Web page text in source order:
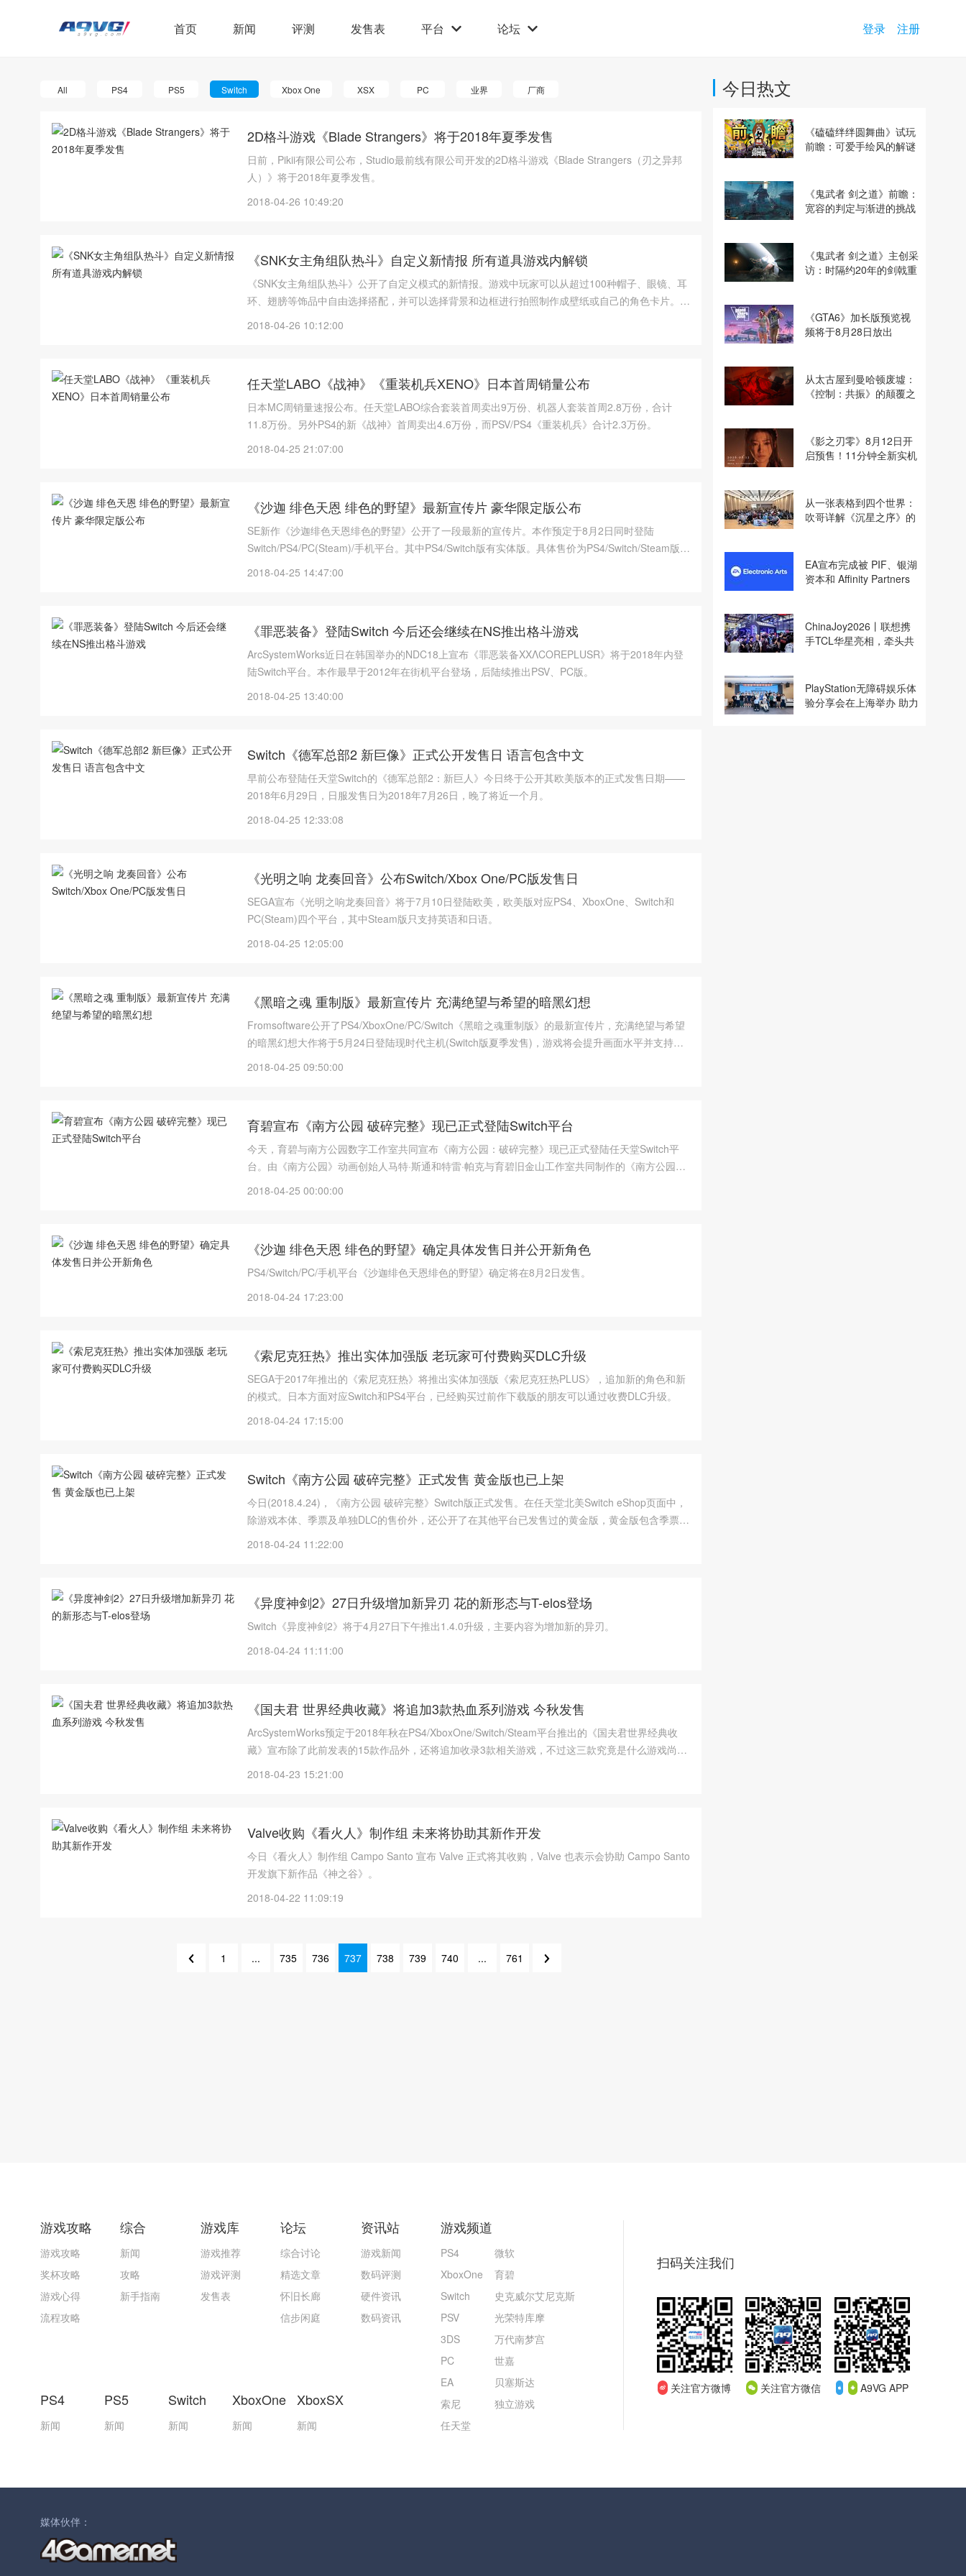
首页 新闻 评测 发售表 平台 论坛 登录 注册
All PS4 PS5 Switch Xbox One XSX PC 业界 厂商
2D格斗游戏《Blade Strangers》将于2018年夏季发售
日前，Pikii有限公司公布，Studio最前线有限公司开发的2D格斗游戏《Blade Strangers（刃之异邦
人）》将于2018年夏季发售。
2018-04-26 10:49:20
《SNK女主角组队热斗》自定义新情报 所有道具游戏内解锁
《SNK女主角组队热斗》公开了自定义模式的新情报。游戏中玩家可以从超过100种帽子、眼镜、耳
环、翅膀等饰品中自由选择搭配，并可以选择背景和边框进行拍照制作成壁纸或自己的角色卡片。所
2018-04-26 10:12:00
任天堂LABO《战神》《重装机兵XENO》日本首周销量公布
日本MC周销量速报公布。任天堂LABO综合套装首周卖出9万份、机器人套装首周2.8万份，合计
11.8万份。另外PS4的新《战神》首周卖出4.6万份，而PSV/PS4《重装机兵》合计2.3万份。
2018-04-25 21:07:00
《沙迦 绯色天恩 绯色的野望》最新宣传片 豪华限定版公布
SE新作《沙迦绯色天恩绯色的野望》公开了一段最新的宣传片。本作预定于8月2日同时登陆
Switch/PS4/PC(Steam)/手机平台。其中PS4/Switch版有实体版。具体售价为PS4/Switch/Steam版
2018-04-25 14:47:00
《罪恶装备》登陆Switch 今后还会继续在NS推出格斗游戏
ArcSystemWorks近日在韩国举办的NDC18上宣布《罪恶装备XXΛCOREPLUSR》将于2018年内登
陆Switch平台。本作最早于2012年在街机平台登场，后陆续推出PSV、PC版。
2018-04-25 13:40:00
Switch《德军总部2 新巨像》正式公开发售日 语言包含中文
早前公布登陆任天堂Switch的《德军总部2：新巨人》今日终于公开其欧美版本的正式发售日期——
2018年6月29日，日服发售日为2018年7月26日，晚了将近一个月。
2018-04-25 12:33:08
《光明之响 龙奏回音》公布Switch/Xbox One/PC版发售日
SEGA宣布《光明之响龙奏回音》将于7月10日登陆欧美，欧美版对应PS4、XboxOne、Switch和
PC(Steam)四个平台，其中Steam版只支持英语和日语。
2018-04-25 12:05:00
《黑暗之魂 重制版》最新宣传片 充满绝望与希望的暗黑幻想
Fromsoftware公开了PS4/XboxOne/PC/Switch《黑暗之魂重制版》的最新宣传片，充满绝望与希望
的暗黑幻想大作将于5月24日登陆现时代主机(Switch版夏季发售)，游戏将会提升画面水平并支持最
2018-04-25 09:50:00
育碧宣布《南方公园 破碎完整》现已正式登陆Switch平台
今天，育碧与南方公园数字工作室共同宣布《南方公园：破碎完整》现已正式登陆任天堂Switch平
台。由《南方公园》动画创始人马特·斯通和特雷·帕克与育碧旧金山工作室共同制作的《南方公园：
2018-04-25 00:00:00
《沙迦 绯色天恩 绯色的野望》确定具体发售日并公开新角色
PS4/Switch/PC/手机平台《沙迦绯色天恩绯色的野望》确定将在8月2日发售。
2018-04-24 17:23:00
《索尼克狂热》推出实体加强版 老玩家可付费购买DLC升级
SEGA于2017年推出的《索尼克狂热》将推出实体加强版《索尼克狂热PLUS》，追加新的角色和新
的模式。日本方面对应Switch和PS4平台，已经购买过前作下载版的朋友可以通过收费DLC升级。
2018-04-24 17:15:00
Switch《南方公园 破碎完整》正式发售 黄金版也已上架
今日(2018.4.24)，《南方公园 破碎完整》Switch版正式发售。在任天堂北美Switch eShop页面中，
除游戏本体、季票及单独DLC的售价外，还公开了在其他平台已发售过的黄金版，黄金版包含季票与
2018-04-24 11:22:00
《异度神剑2》27日升级增加新异刃 花的新形态与T-elos登场
Switch《异度神剑2》将于4月27日下午推出1.4.0升级，主要内容为增加新的异刃。
2018-04-24 11:11:00
《国夫君 世界经典收藏》将追加3款热血系列游戏 今秋发售
ArcSystemWorks预定于2018年秋在PS4/XboxOne/Switch/Steam平台推出的《国夫君世界经典收
藏》宣布除了此前发表的15款作品外，还将追加收录3款相关游戏，不过这三款究竟是什么游戏尚未
2018-04-23 15:21:00
Valve收购《看火人》制作组 未来将协助其新作开发
今日《看火人》制作组 Campo Santo 宣布 Valve 正式将其收购，Valve 也表示会协助 Campo Santo
开发旗下新作品《神之谷》。
2018-04-22 11:09:19
736 1 ...734 735 736 737 738 739 740 ...741 761 738
今日热文
《磕磕绊绊圆舞曲》试玩
前瞻：可爱手绘风的解谜
《鬼武者 剑之道》前瞻：
宽容的判定与渐进的挑战
《鬼武者 剑之道》主创采
访：时隔约20年的剑戟重
《GTA6》加长版预览视
频将于8月28日放出
从太古屋到曼哈顿废墟：
《控制：共振》的颠覆之
《影之刃零》8月12日开
启预售！11分钟全新实机
从一张表格到四个世界：
吹哥详解《沉星之序》的
EA宣布完成被 PIF、银湖
资本和 Affinity Partners
ChinaJoy2026丨联想携
手TCL华星亮相，牵头共
PlayStation无障碍娱乐体
验分享会在上海举办 助力
游戏攻略
游戏攻略
奖杯攻略
游戏心得
流程攻略
综合
新闻
攻略
新手指南
游戏库
游戏推荐
游戏评测
发售表
论坛
综合讨论
精选文章
怀旧长廊
信步闲庭
PS4
新闻
PS5
新闻
Switch
新闻
XboxOne
新闻
XboxSX
新闻
资讯站
游戏新闻
数码评测
硬件资讯
数码资讯
游戏频道
PS4
XboxOne
Switch
PSV
3DS
PC
EA
索尼
任天堂
微软
育碧
史克威尔艾尼克斯
光荣特库摩
万代南梦宫
世嘉
贝塞斯达
独立游戏
扫码关注我们
关注官方微博 关注官方微信 A9VG APP
媒体伙伴：